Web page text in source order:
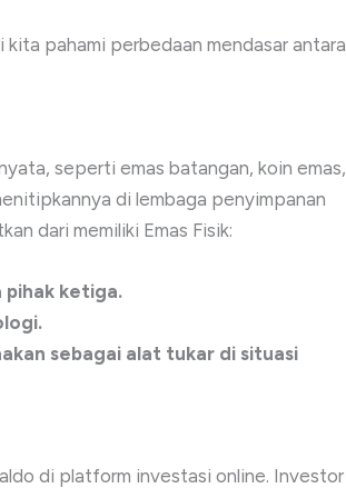
kita pahami perbedaan mendasar antara
seperti emas batangan, koin emas,
di lembaga penyimpanan
dari memiliki Emas Fisik:
pihak ketiga.
sebagai alat tukar di situasi
di platform investasi online. Investor